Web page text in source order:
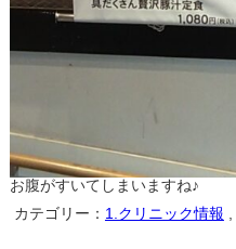
お腹がすいてしまいますね♪
カテゴリー： 1.クリニック情報 ,